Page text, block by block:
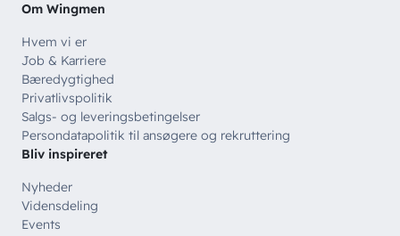
Om Wingmen
Hvem vi er
Job & Karriere
Bæredygtighed
Privatlivspolitik
Salgs- og leveringsbetingelser
Persondatapolitik til ansøgere og rekruttering
Bliv inspireret
Nyheder
Vidensdeling
Events